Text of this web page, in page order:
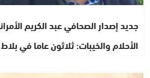
جديد إصدار الصحافي عبد الكريم
الأحلام والخيبات: ثلاثون عاما في